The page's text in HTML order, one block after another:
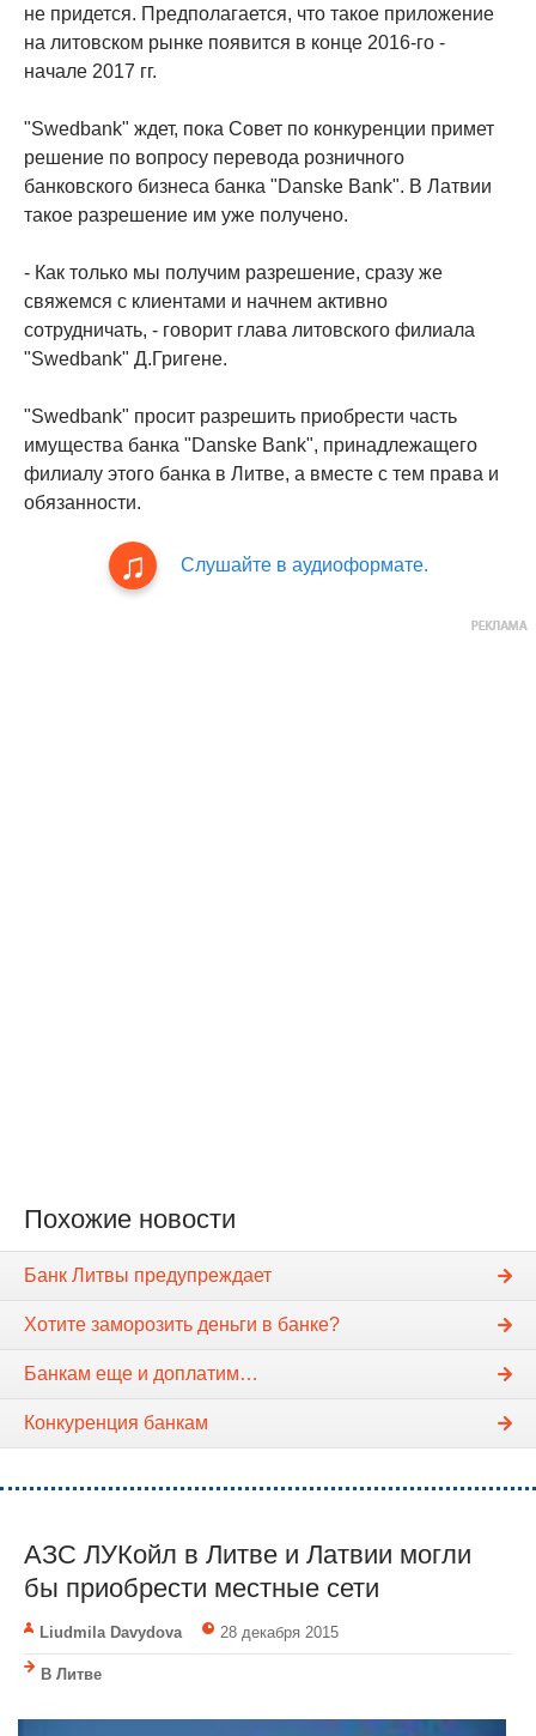
не придется. Предполагается, что такое приложение
на литовском рынке появится в конце 2016-го -
начале 2017 гг.
"Swedbank" ждет, пока Совет по конкуренции примет
решение по вопросу перевода розничного
банковского бизнеса банка "Danske Bank". В Латвии
такое разрешение им уже получено.
- Как только мы получим разрешение, сразу же
свяжемся с клиентами и начнем активно
сотрудничать, - говорит глава литовского филиала
"Swedbank" Д.Григене.
"Swedbank" просит разрешить приобрести часть
имущества банка "Danske Bank", принадлежащего
филиалу этого банка в Литве, а вместе с тем права и
обязанности.
Слушайте в аудиоформате.
Похожие новости
Банк Литвы предупреждает
Хотите заморозить деньги в банке?
Банкам еще и доплатим…
Конкуренция банкам
АЗС ЛУКойл в Литве и Латвии могли
бы приобрести местные сети
Liudmila Davydova 28 декабря 2015
В Литве